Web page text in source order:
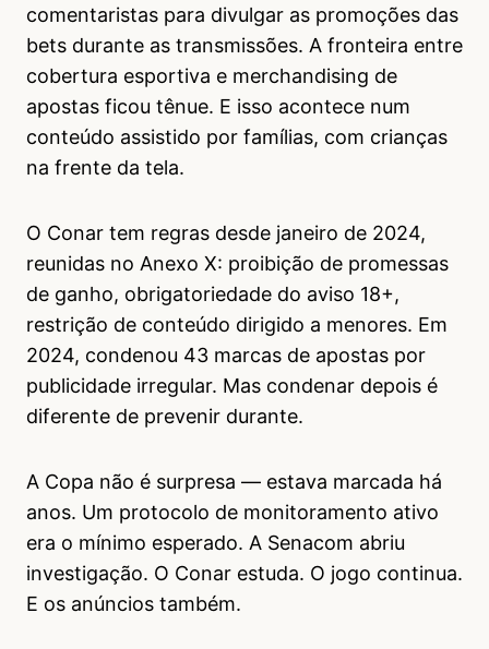
comentaristas para divulgar as promoções das
bets durante as transmissões. A fronteira entre
cobertura esportiva e merchandising de
apostas ficou tênue. E isso acontece num
conteúdo assistido por famílias, com crianças
na frente da tela.
O Conar tem regras desde janeiro de 2024,
reunidas no Anexo X: proibição de promessas
de ganho, obrigatoriedade do aviso 18+,
restrição de conteúdo dirigido a menores. Em
2024, condenou 43 marcas de apostas por
publicidade irregular. Mas condenar depois é
diferente de prevenir durante.
A Copa não é surpresa — estava marcada há
anos. Um protocolo de monitoramento ativo
era o mínimo esperado. A Senacom abriu
investigação. O Conar estuda. O jogo continua.
E os anúncios também.